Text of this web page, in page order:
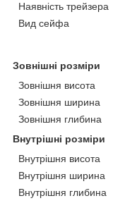
Наявність трейзера
Вид сейфа
Зовнішні розміри
Зовнішня висота
Зовнішня ширина
Зовнішня глибина
Внутрішні розміри
Внутрішня висота
Внутрішня ширина
Внутрішня глибина